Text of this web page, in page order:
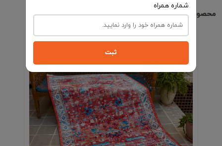
محصولات مشابه
شماره همراه
ثبت